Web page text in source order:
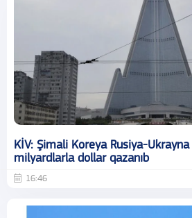
KİV: Şimali Koreya Rusiya-
milyardlarla dollar qazanıb
16:46